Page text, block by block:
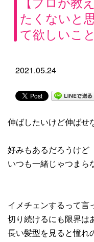
たくないと
て欲しいこ
2021.05.24
伸ばしたいけど伸ば
好みもあるだろうけど
いつも一緒じゃつまら
イメチェンするって言
切り続けるにも限界は
長い髪型を見ると憧れ